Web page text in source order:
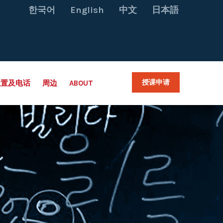
한국어 English 中文 日本語
及电话 周边 ABOUT 授课申请